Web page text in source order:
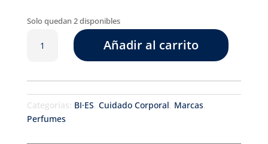
Solo quedan 2 disponibles
Forever
cantidad
Añadir al carrito
Categorías: BI·ES, Cuidado Corporal, Marcas,
Perfumes